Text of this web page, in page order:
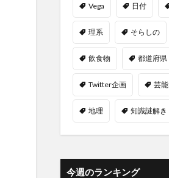
Vega 日付
理系 そらしの
飲食物 都道府県
Twitter企画 芸能
地理 知識謎解き
今週のランキング